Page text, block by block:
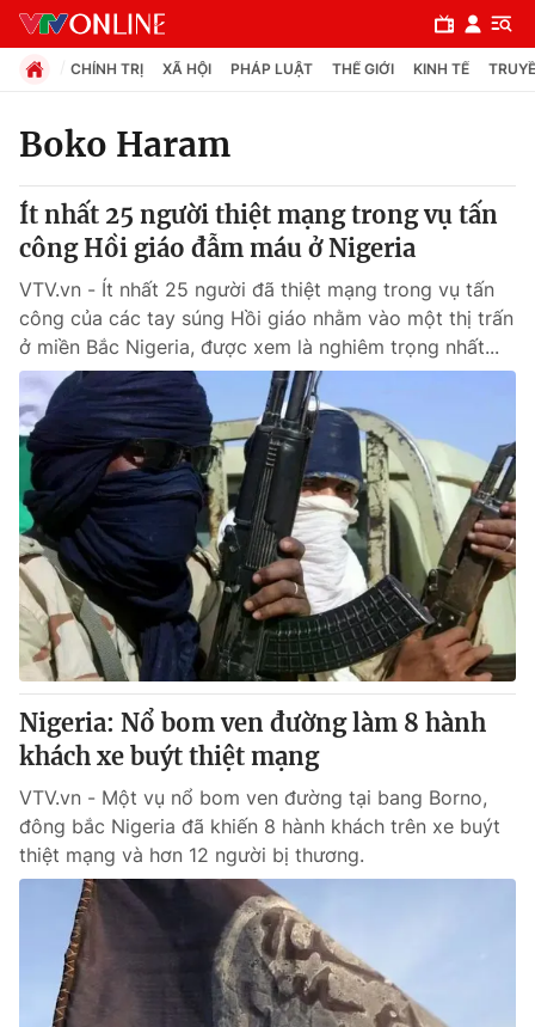
Chuyên mục
Chính trị
Xã hội
Pháp luật
Y tế
Thế giới
Tin tức
Thế giới đó đây
Câu chuyện quốc tế
Kinh tế
Tài chính
Thị trường
Góc doanh nghiệp
Dữ liệu và đời sống
Truyền hình
Hậu trường
Nhân vật
Khán giả
Giải sao mai
Giải trí
Điện ảnh
Âm nhạc
Đời sống
Du lịch
Làm đẹp
Chất lượng cuộc sống
Giáo dục
Tuyển sinh
Công nghệ
CHÍNH TRỊ XÃ HỘI PHÁP LUẬT THẾ GIỚI KINH TẾ
Boko Haram
Ít nhất 25 người thiệt mạng trong vụ tấn
công Hồi giáo đẫm máu ở Nigeria
VTV.vn - Ít nhất 25 người đã thiệt mạng trong vụ tấn
công của các tay súng Hồi giáo nhằm vào một thị trấn
ở miền Bắc Nigeria, được xem là nghiêm trọng nhất...
Nigeria: Nổ bom ven đường làm 8 hành
khách xe buýt thiệt mạng
VTV.vn - Một vụ nổ bom ven đường tại bang Borno,
đông bắc Nigeria đã khiến 8 hành khách trên xe buýt
thiệt mạng và hơn 12 người bị thương.